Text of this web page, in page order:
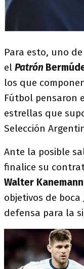
Para esto, uno
el Patrón
los que
Fútbol pensaron
estrellas que
Selección
Ante la posible
finalice su
Walter Kanemann
objetivos de
defensa para la